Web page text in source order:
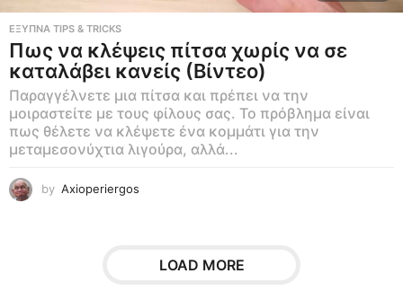
ΕΞΥΠΝΑ TIPS & TRICKS
Πως να κλέψεις πίτσα χωρίς να σε
καταλάβει κανείς (Βίντεο)
Παραγγέλνετε μια πίτσα και πρέπει να την
μοιραστείτε με τους φίλους σας. Το πρόβλημα είναι
πως θέλετε να κλέψετε ένα κομμάτι για την
μεταμεσονύχτια λιγούρα, αλλά...
by Axioperiergos
LOAD MORE